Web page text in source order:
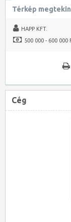
Térkép
HAPP KFT.
500 000 - 600 000
Cég